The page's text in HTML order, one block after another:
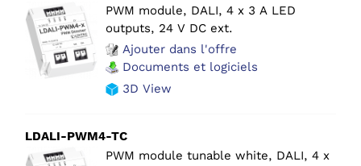
PWM module, DALI, 4 x 3 A LED
outputs, 24 V DC ext.
Ajouter dans l'offre
Documents et logiciels
3D View
LDALI-PWM4-TC
PWM module tunable white, DALI, 4 x